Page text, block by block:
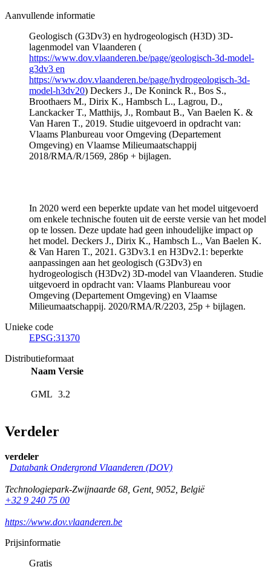
Aanvullende informatie
Geologisch (G3Dv3) en hydrogeologisch (H3D) 3D-
lagenmodel van Vlaanderen (
https://www.dov.vlaanderen.be/page/geologisch-3d-model-
g3dv3 en
https://www.dov.vlaanderen.be/page/hydrogeologisch-3d-
model-h3dv20) Deckers J., De Koninck R., Bos S.,
Broothaers M., Dirix K., Hambsch L., Lagrou, D.,
Lanckacker T., Matthijs, J., Rombaut B., Van Baelen K. &
Van Haren T., 2019. Studie uitgevoerd in opdracht van:
Vlaams Planbureau voor Omgeving (Departement
Omgeving) en Vlaamse Milieumaatschappij
2018/RMA/R/1569, 286p + bijlagen.
In 2020 werd een beperkte update van het model uitgevoerd
om enkele technische fouten uit de eerste versie van het model
op te lossen. Deze update had geen inhoudelijke impact op
het model. Deckers J., Dirix K., Hambsch L., Van Baelen K.
& Van Haren T., 2021. G3Dv3.1 en H3Dv2.1: beperkte
aanpassingen aan het geologisch (G3Dv3) en
hydrogeologisch (H3Dv2) 3D-model van Vlaanderen. Studie
uitgevoerd in opdracht van: Vlaams Planbureau voor
Omgeving (Departement Omgeving) en Vlaamse
Milieumaatschappij. 2020/RMA/R/2203, 25p + bijlagen.
Unieke code
EPSG:31370
Distributieformaat
Naam Versie
GML 3.2
Verdeler
verdeler
Databank Ondergrond Vlaanderen (DOV)
Technologiepark-Zwijnaarde 68, Gent, 9052, België
+32 9 240 75 00
https://www.dov.vlaanderen.be
Prijsinformatie
Gratis